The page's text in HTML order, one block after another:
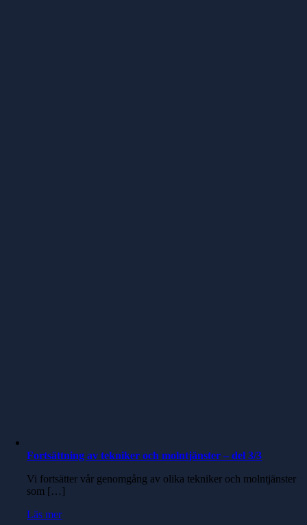
Fortsättning av tekniker och molntjänster – del 3/3
Vi fortsätter vår genomgång av olika tekniker och molntjänster
som […]
Läs mer